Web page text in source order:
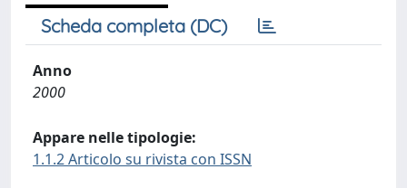
Scheda completa (DC)
Anno
2000
Appare nelle tipologie:
1.1.2 Articolo su rivista con ISSN